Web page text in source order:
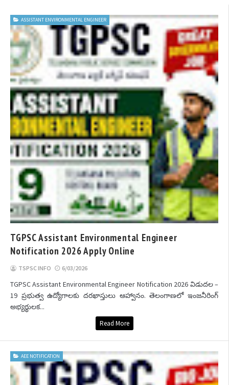
ASSISTANT ENVIRONMENTAL ENGINEER
TGPSC Assistant Environmental Engineer
Notification 2026 Apply Online
TSPSC INFO 6/03/2026
TGPSC Assistant Environmental Engineer Notification 2026 విడుదల –
19 ప్రభుత్వ ఉద్యోగాలకు దరఖాస్తులు ఆహ్వానం. తెలంగాణలో ఇంజనీరింగ్
అభ్యర్థులక...
Read More
AEE NOTIFICATION